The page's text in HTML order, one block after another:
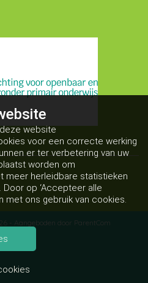
- Aangeboden door ParentCom
website
voor een correcte werking
er ter verbetering van uw
worden om
meer herleidbare statistieken
op ‘Accepteer alle
met ons gebruik van cookies.